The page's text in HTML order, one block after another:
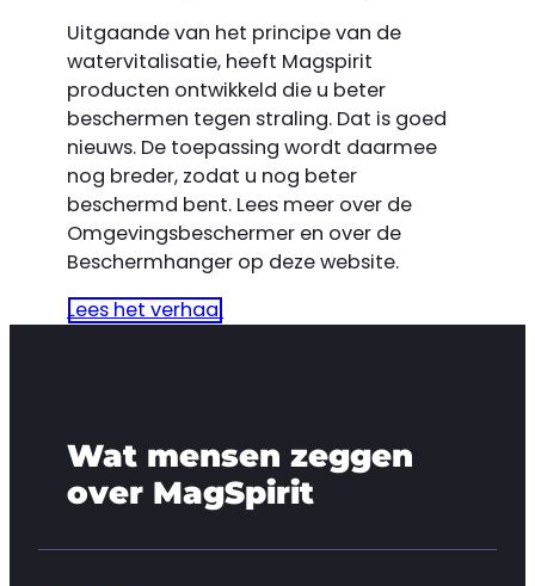
Uitgaande van het principe van de
watervitalisatie, heeft Magspirit
producten ontwikkeld die u beter
beschermen tegen straling. Dat is goed
nieuws. De toepassing wordt daarmee
nog breder, zodat u nog beter
beschermd bent. Lees meer over de
Omgevingsbeschermer en over de
Beschermhanger op deze website.
Lees het verhaal
Wat mensen zeggen
over MagSpirit